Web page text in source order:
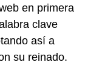
en primera
clave
así a
su reinado.